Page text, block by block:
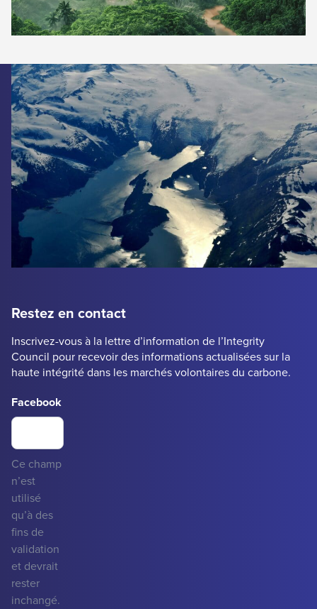
Restez en contact
Inscrivez-vous à la lettre d’information de l’Integrity
Council pour recevoir des informations actualisées sur la
haute intégrité dans les marchés volontaires du carbone.
Facebook
Ce champ
n’est
utilisé
qu’à des
fins de
validation
et devrait
rester
inchangé.